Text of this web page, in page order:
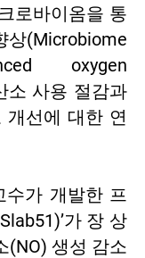
로바이옴을 통
oxygen
소 사용 절감과
개선에 대한 연
수가 개발한 프
가 장 상
(NO) 생성 감소